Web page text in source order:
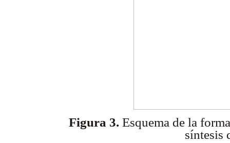
Figura 3. Esquema de la
síntesis